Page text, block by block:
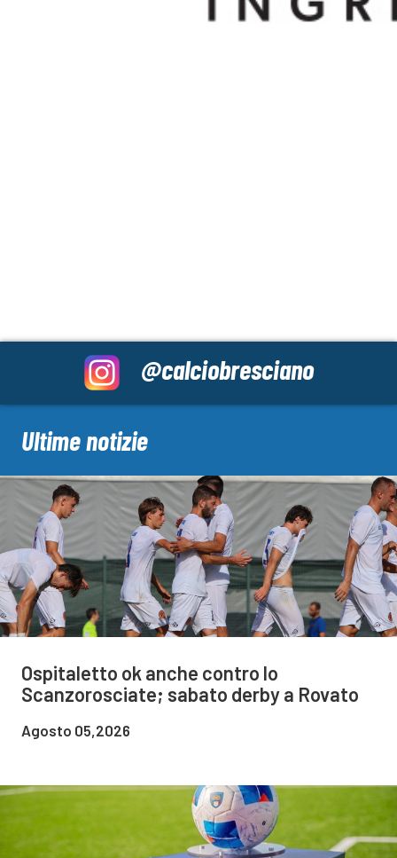
@calciobresciano
Ultime notizie
Ospitaletto ok anche contro lo
Scanzorosciate; sabato derby a Rovato
Agosto 05,2026